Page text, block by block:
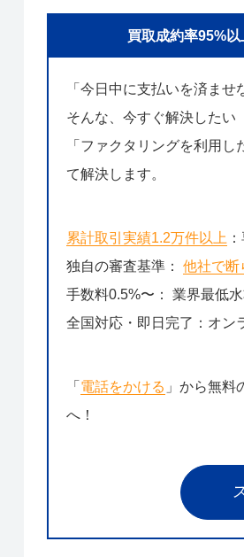
買取成約率95%
「今日中に支払いを済ま
そんな、今すぐ解決したい
「ファクタリングを利用
て解決します。
累計取引実績1.2万件以上
独自の審査基準： 他社で断
手数料0.5%〜： 業界最低
全国対応・即日完了：オン
「 電話をかける 」から無料
へ！